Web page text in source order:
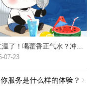
07-23
服务是什么样的体验？